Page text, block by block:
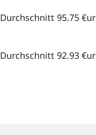
95.75
92.93